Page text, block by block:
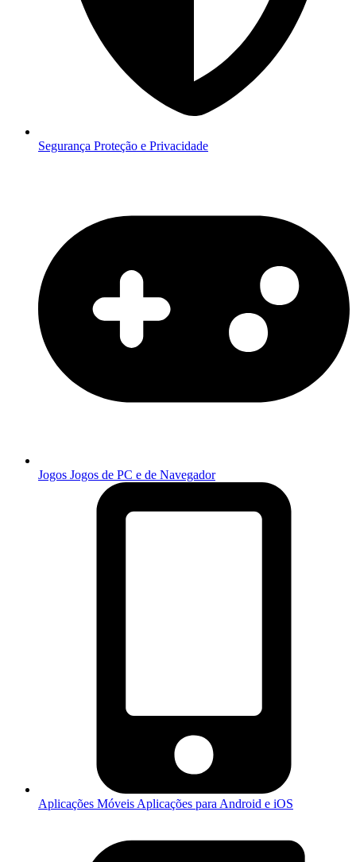
Segurança Proteção e Privacidade
Jogos Jogos de PC e de Navegador
Aplicações Móveis Aplicações para Android e iOS